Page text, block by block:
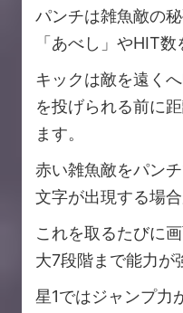
パンチは雑魚敵の
「あべし」やHIT数
キックは敵を遠く
を投げられる前に
ます。
赤い雑魚敵をパン
文字が出現する場合
これを取るたびに
大7段階まで能力が
星1ではジャンプ力